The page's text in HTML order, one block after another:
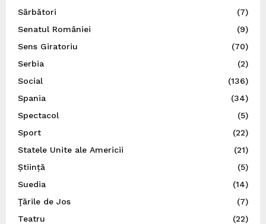
Sărbători
(7)
Senatul României
(9)
Sens Giratoriu
(70)
Serbia
(2)
Social
(136)
Spania
(34)
Spectacol
(5)
Sport
(22)
Statele Unite ale Americii
(21)
Știință
(5)
Suedia
(14)
Ţările de Jos
(7)
Teatru
(22)